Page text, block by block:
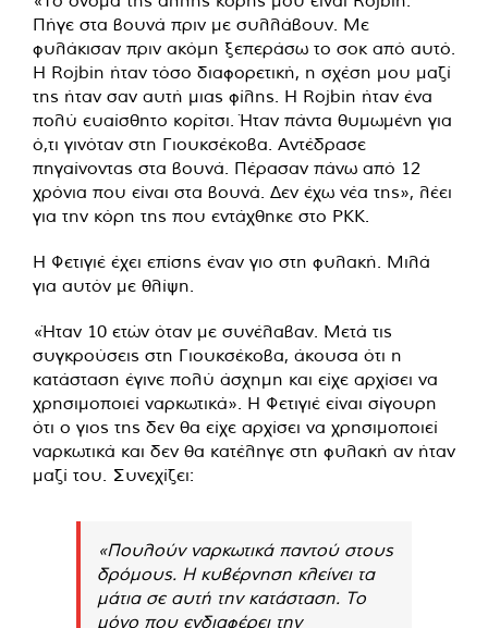
Πήγε στα βουνά πριν με συλλάβουν. Με
φυλάκισαν πριν ακόμη ξεπεράσω το σοκ από αυτό.
Η Rojbin ήταν τόσο διαφορετική, η σχέση μου μαζί
της ήταν σαν αυτή μιας φίλης. Η Rojbin ήταν ένα
πολύ ευαίσθητο κορίτσι. Ήταν πάντα θυμωμένη για
ό,τι γινόταν στη Γιουκσέκοβα. Αντέδρασε
πηγαίνοντας στα βουνά. Πέρασαν πάνω από 12
χρόνια που είναι στα βουνά. Δεν έχω νέα της», λέει
για την κόρη της που εντάχθηκε στο PKK.
Η Φετιγιέ έχει επίσης έναν γιο στη φυλακή. Μιλά
για αυτόν με θλίψη.
«Ήταν 10 ετών όταν με συνέλαβαν. Μετά τις
συγκρούσεις στη Γιουκσέκοβα, άκουσα ότι η
κατάσταση έγινε πολύ άσχημη και είχε αρχίσει να
χρησιμοποιεί ναρκωτικά». Η Φετιγιέ είναι σίγουρη
ότι ο γιος της δεν θα είχε αρχίσει να χρησιμοποιεί
ναρκωτικά και δεν θα κατέληγε στη φυλακή αν ήταν
μαζί του. Συνεχίζει:
«Πουλούν ναρκωτικά παντού στους
δρόμους. Η κυβέρνηση κλείνει τα
μάτια σε αυτή την κατάσταση. Το
μόνο που ενδιαφέρει την